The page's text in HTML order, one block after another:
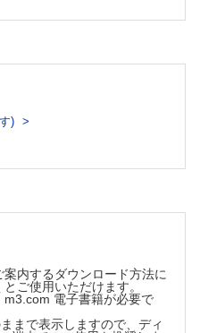
性期のハイブリッド医療
本音―
児を経験した私から若い医師
窩内注入フィラー材の1例
上腕放射線皮膚潰瘍の1例
)
内するダウンロード方法に
ご使用いただけます。
電子書籍が必要で
まで表示しますので、ディ